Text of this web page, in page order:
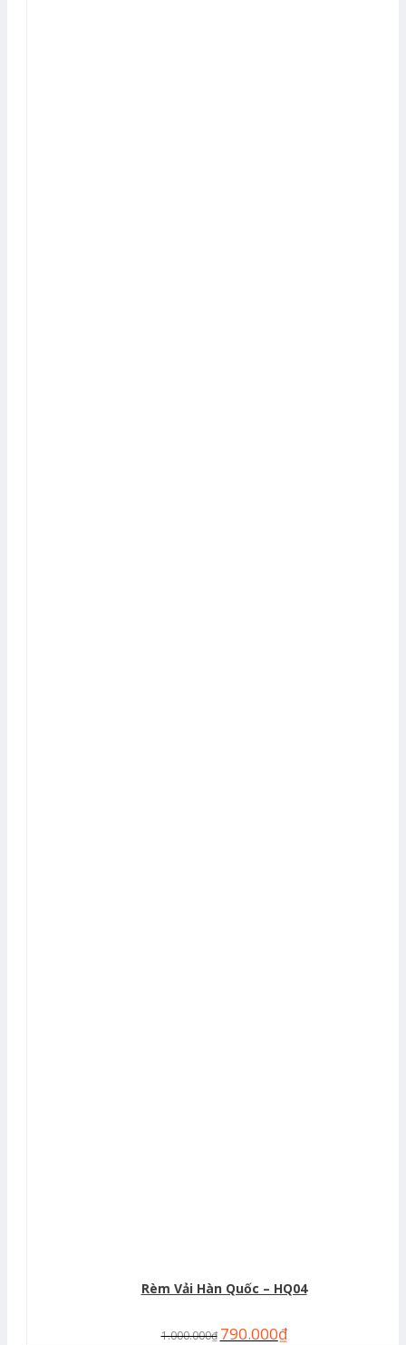
Rèm Vải Hàn Quốc – HQ04
1.000.000₫ 790.000₫